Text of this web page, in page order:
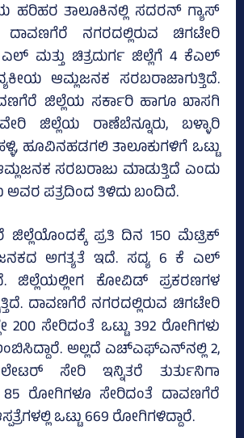
ಹರಿಹರ ತಾಲೂಕಿನಲ್ಲಿ ಸದರನ್‌ ಗ್ಯಾಸ್‌
ನಗರದಲ್ಲಿರುವ ಚಿಗಟೇರಿ
ಎಲ್‌ ಮತ್ತು ಚಿತ್ರದುರ್ಗ ಜಿಲ್ಲೆಗೆ 4 ಕೆಎಲ್‌
ಆಮ್ಲಜನಕ ಸರಬರಾಜಾಗುತ್ತಿದೆ.
ಜಿಲ್ಲೆಯ ಸರ್ಕಾರಿ ಹಾಗೂ ಖಾಸಗಿ
ಜಿಲ್ಲೆಯ ರಾಣೆಬೆನ್ನೂರು, ಬಳ್ಳಾರಿ
ಹೂವಿನಹಡಗಲಿ ತಾಲೂಕುಗಳಿಗೆ ಒಟ್ಟು
ಸರಬರಾಜು ಮಾಡುತ್ತಿದೆ ಎಂದು
ಅವರ ಪತ್ರದಿಂದ ತಿಳಿದು ಬಂದಿದೆ.
ಪ್ರತಿ ದಿನ 150 ಮೆಟ್ರಿಕ್‌
ಅಗತ್ಯತೆ ಇದೆ. ಸದ್ಯ 6 ಕೆ ಎಲ್‌
ಜಿಲ್ಲೆಯಲ್ಲೀಗ ಕೋವಿಡ್‌ ಪ್ರಕರಣಗಳ
ದಾವಣಗೆರೆ ನಗರದಲ್ಲಿರುವ ಚಿಗಟೇರಿ
200 ಸೇರಿದಂತೆ ಒಟ್ಟು 392 ರೋಗಿಗಳು
ಅಲ್ಲದೆ ಎಚ್‌ಎಫ್‌ಎನ್‌ನಲ್ಲಿ 2,
ಸೇರಿ ಇನ್ನಿತರೆ ತುರ್ತುನಿಗಾ
85 ರೋಗಿಗಳೂ ಸೇರಿದಂತೆ ದಾವಣಗೆರೆ
ಒಟ್ಟು 669 ರೋಗಿಗಳಿದ್ದಾರೆ.